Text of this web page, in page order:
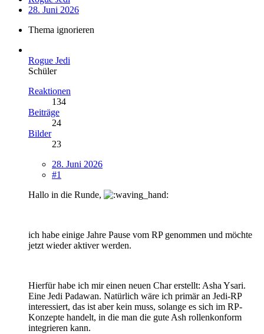
28. Juni 2026
Thema ignorieren
Rogue Jedi
Schüler
Reaktionen
134
Beiträge
24
Bilder
23
28. Juni 2026
#1
Hallo in die Runde,
ich habe einige Jahre Pause vom RP genommen und möchte
jetzt wieder aktiver werden.
Hierfür habe ich mir einen neuen Char erstellt: Asha Ysari.
Eine Jedi Padawan. Natürlich wäre ich primär an Jedi-RP
interessiert, das ist aber kein muss, solange es sich im RP-
Konzepte handelt, in die man die gute Ash rollenkonform
integrieren kann.